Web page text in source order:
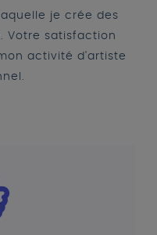
je crée des
Votre satisfaction
activité d'artiste